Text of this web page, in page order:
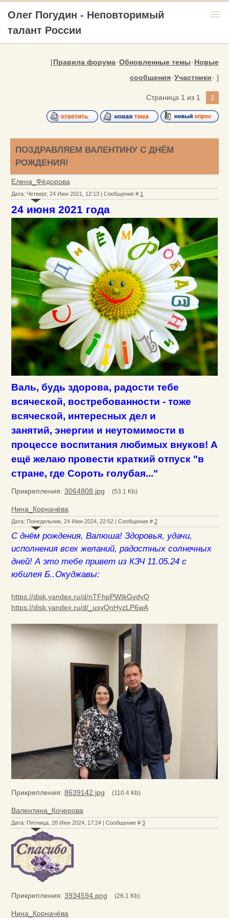
Олег Погудин - Неповторимый
талант России
menu
[Правила форума·Обновленные темы·Новые
сообщения·Участники· ]
Страница 1 из 1 1
ПОЗДРАВЛЯЕМ ВАЛЕНТИНУ С ДНЁМ
РОЖДЕНИЯ!
Елена_Фёдорова
Дата: Четверг, 24 Июн 2021, 12:13 | Сообщение # 1
24 июня 2021 года
Валь, будь здорова, радости тебе
всяческой, востребованности - тоже
всяческой, интересных дел и
занятий, энергии и неутомимости в
процессе воспитания любимых внуков! А
ещё желаю провести краткий отпуск "в
стране, где Сороть голубая..."
Прикрепления: 3064808.jpg (53.1 Kb)
Нина_Корначёва
Дата: Понедельник, 24 Июн 2024, 22:52 | Сообщение # 2
С днём рождения, Валюша! Здоровья, удачи,
исполнения всех желаний, радостных солнечных
дней! А это тебе привет из КЗЧ 11.05.24 с
юбилея Б..Окуджавы:
https://disk.yandex.ru/d/nTFhpPWIkGvdyQ
https://disk.yandex.ru/d/_usyQnHyzLP6wA
Прикрепления: 8639142.jpg (110.4 Kb)
Валентина_Кочерова
Дата: Пятница, 28 Июн 2024, 17:24 | Сообщение # 3
Прикрепления: 3934594.png (26.1 Kb)
Нина_Корначёва